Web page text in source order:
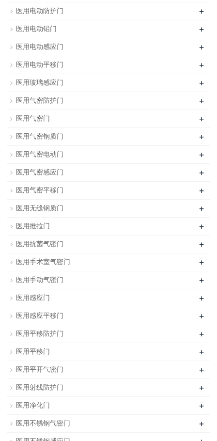
医用电动防护门 +
医用电动铅门 +
医用电动感应门 +
医用电动平移门 +
医用玻璃感应门 +
医用气密防护门 +
医用气密门 +
医用气密钢质门 +
医用气密电动门 +
医用气密感应门 +
医用气密平移门 +
医用无缝钢质门 +
医用推拉门 +
医用抗菌气密门 +
医用手术室气密门 +
医用手动气密门 +
医用感应门 +
医用感应平移门 +
医用平移防护门 +
医用平移门 +
医用平开气密门 +
医用射线防护门 +
医用净化门 +
医用不锈钢气密门 +